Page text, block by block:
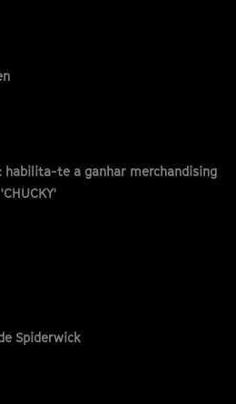
habilita-te a ganhar merchandising
Spiderwick